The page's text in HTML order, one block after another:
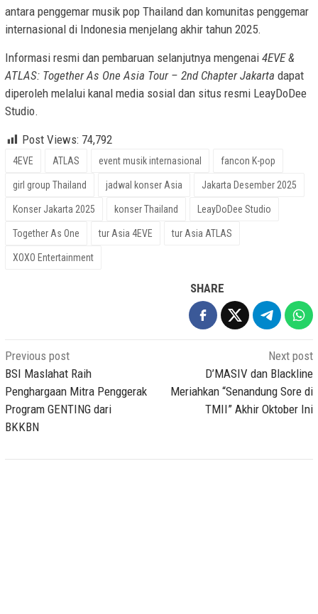
antara penggemar musik pop Thailand dan komunitas penggemar
internasional di Indonesia menjelang akhir tahun 2025.
Informasi resmi dan pembaruan selanjutnya mengenai 4EVE &
ATLAS: Together As One Asia Tour – 2nd Chapter Jakarta dapat
diperoleh melalui kanal media sosial dan situs resmi LeayDoDee
Studio.
Post Views: 74,792
4EVE ATLAS event musik internasional fancon K-pop
girl group Thailand jadwal konser Asia Jakarta Desember 2025
Konser Jakarta 2025 konser Thailand LeayDoDee Studio
Together As One tur Asia 4EVE tur Asia ATLAS
XOXO Entertainment
SHARE
Post
navigation
Previous post
BSI Maslahat Raih
Penghargaan Mitra Penggerak
Program GENTING dari
BKKBN
Next post
D’MASIV dan Blackline
Meriahkan “Senandung Sore di
TMII” Akhir Oktober Ini